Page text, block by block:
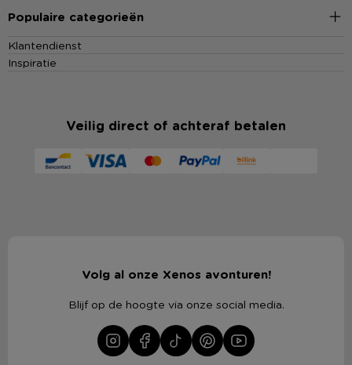
Populaire categorieën
Klantendienst
Inspiratie
Veilig direct of achteraf betalen
Volg al onze Xenos avonturen!
Blijf op de hoogte via onze social media.